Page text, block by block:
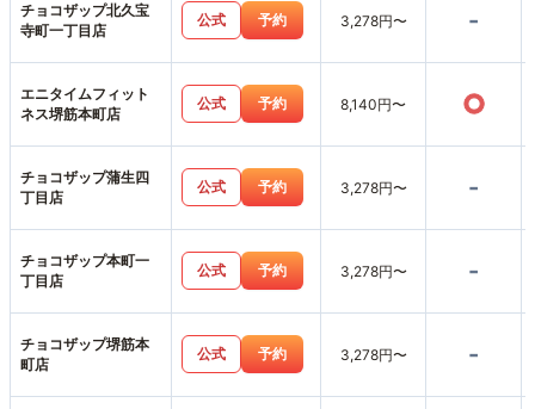
チョコザップ北久宝
寺町一丁目店
公式 予約 3,278円〜 -
エニタイムフィット
ネス堺筋本町店
公式 予約 8,140円〜 ○
チョコザップ蒲生四
丁目店
公式 予約 3,278円〜 -
チョコザップ本町一
丁目店
公式 予約 3,278円〜 -
チョコザップ堺筋本
町店
公式 予約 3,278円〜 -